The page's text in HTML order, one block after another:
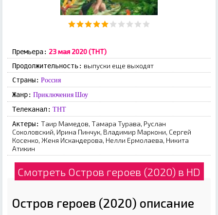
Премьера: 23 мая 2020 (ТНТ)
Продолжительность: выпуски еще выходят
Страны: Россия
Жанр: Приключения Шоу
Телеканал: ТНТ
Актеры: Таир Мамедов, Тамара Турава, Руслан
Соколовский, Ирина Пинчук, Владимир Маркони, Сергей
Косенко, Женя Искандерова, Нелли Ермолаева, Никита
Атикин
Смотреть Остров героев (2020) в HD
Остров героев (2020) описание